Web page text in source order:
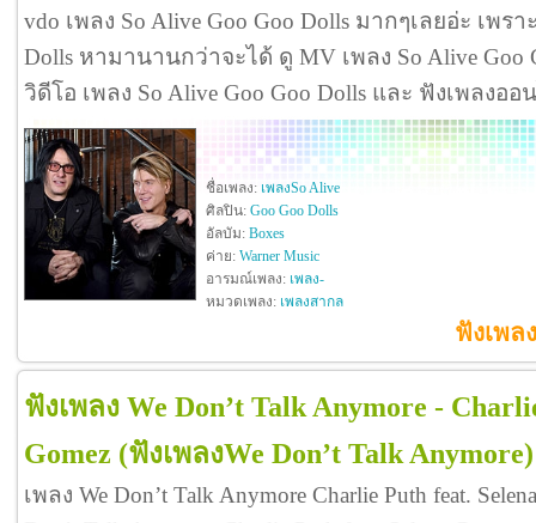
vdo เพลง So Alive Goo Goo Dolls มากๆเลยอ่ะ เพร
Dolls หามานานกว่าจะได้ ดู MV เพลง So Alive
วิดีโอ เพลง So Alive Goo Goo Dolls และ ฟังเพลงออ
ชื่อเพลง: เพลงSo Alive
ศิลปิน: Goo Goo Dolls
อัลบัม: Boxes
ค่าย: Warner Music
อารมณ์เพลง: เพลง-
หมวดเพลง: เพลงสากล
ฟังเพล
ฟังเพลง We Don’t Talk Anymore -
Gomez (ฟังเพลงWe Don’t Talk Anymore)
เพลง We Don’t Talk Anymore Charlie Puth feat.